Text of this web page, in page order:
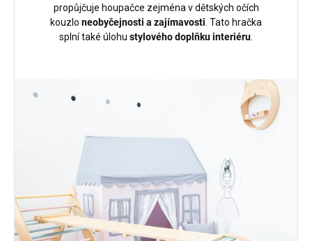
propůjčuje houpačce zejména v dětských očích
kouzlo neobyčejnosti a zajímavosti. Tato hračka
splní také úlohu stylového doplňku interiéru.